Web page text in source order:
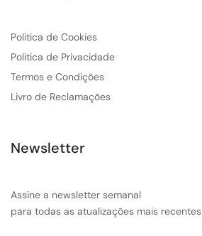
Politica de Cookies
Politica de Privacidade
Termos e Condições
Livro de Reclamações
Newsletter
Assine a newsletter semanal
para todas as atualizações mais recentes